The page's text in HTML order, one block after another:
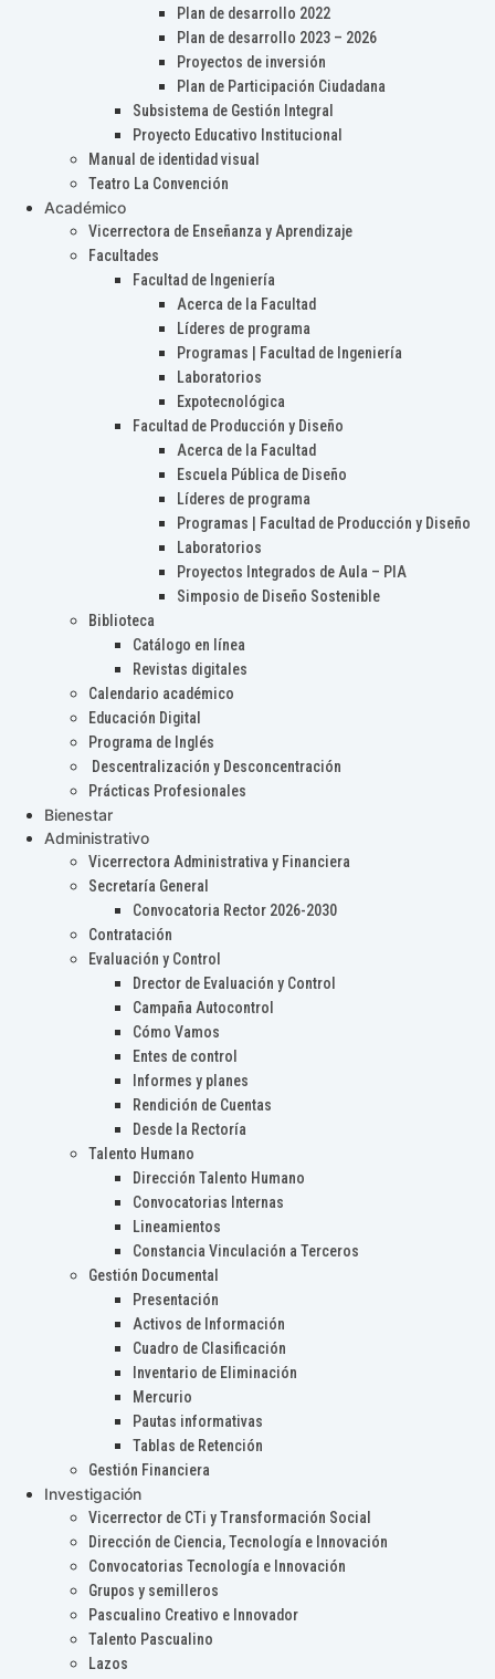
Plan de desarrollo 2022
Plan de desarrollo 2023 – 2026
Proyectos de inversión
Plan de Participación Ciudadana
Subsistema de Gestión Integral
Proyecto Educativo Institucional
Manual de identidad visual
Teatro La Convención
Académico
Vicerrectora de Enseñanza y Aprendizaje
Facultades
Facultad de Ingeniería
Acerca de la Facultad
Líderes de programa
Programas | Facultad de Ingeniería
Laboratorios
Expotecnológica
Facultad de Producción y Diseño
Acerca de la Facultad
Escuela Pública de Diseño
Líderes de programa
Programas | Facultad de Producción y Diseño
Laboratorios
Proyectos Integrados de Aula – PIA
Simposio de Diseño Sostenible
Biblioteca
Catálogo en línea
Revistas digitales
Calendario académico
Educación Digital
Programa de Inglés
Descentralización y Desconcentración
Prácticas Profesionales
Bienestar
Administrativo
Vicerrectora Administrativa y Financiera
Secretaría General
Convocatoria Rector 2026-2030
Contratación
Evaluación y Control
Drector de Evaluación y Control
Campaña Autocontrol
Cómo Vamos
Entes de control
Informes y planes
Rendición de Cuentas
Desde la Rectoría
Talento Humano
Dirección Talento Humano
Convocatorias Internas
Lineamientos
Constancia Vinculación a Terceros
Gestión Documental
Presentación
Activos de Información
Cuadro de Clasificación
Inventario de Eliminación
Mercurio
Pautas informativas
Tablas de Retención
Gestión Financiera
Investigación
Vicerrector de CTi y Transformación Social
Dirección de Ciencia, Tecnología e Innovación
Convocatorias Tecnología e Innovación
Grupos y semilleros
Pascualino Creativo e Innovador
Talento Pascualino
Lazos